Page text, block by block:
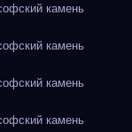
камень
камень
камень
камень